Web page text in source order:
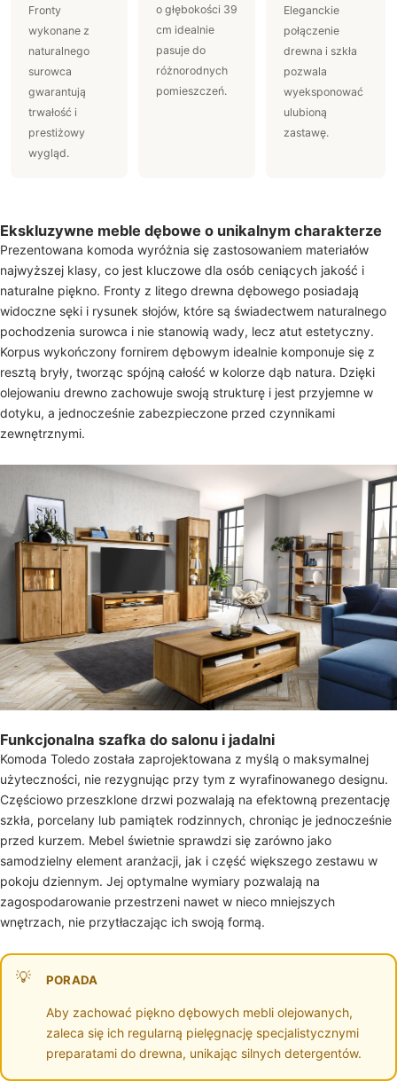
Fronty
wykonane z
naturalnego
surowca
gwarantują
trwałość i
prestiżowy
wygląd.
o głębokości 39
cm idealnie
pasuje do
różnorodnych
pomieszczeń.
Eleganckie
połączenie
drewna i szkła
pozwala
wyeksponować
ulubioną
zastawę.
Ekskluzywne meble dębowe o unikalnym charakterze
Prezentowana komoda wyróżnia się zastosowaniem materiałów
najwyższej klasy, co jest kluczowe dla osób ceniących jakość i
naturalne piękno. Fronty z litego drewna dębowego posiadają
widoczne sęki i rysunek słojów, które są świadectwem naturalnego
pochodzenia surowca i nie stanowią wady, lecz atut estetyczny.
Korpus wykończony fornirem dębowym idealnie komponuje się z
resztą bryły, tworząc spójną całość w kolorze dąb natura. Dzięki
olejowaniu drewno zachowuje swoją strukturę i jest przyjemne w
dotyku, a jednocześnie zabezpieczone przed czynnikami
zewnętrznymi.
Funkcjonalna szafka do salonu i jadalni
Komoda Toledo została zaprojektowana z myślą o maksymalnej
użyteczności, nie rezygnując przy tym z wyrafinowanego designu.
Częściowo przeszklone drzwi pozwalają na efektowną prezentację
szkła, porcelany lub pamiątek rodzinnych, chroniąc je jednocześnie
przed kurzem. Mebel świetnie sprawdzi się zarówno jako
samodzielny element aranżacji, jak i część większego zestawu w
pokoju dziennym. Jej optymalne wymiary pozwalają na
zagospodarowanie przestrzeni nawet w nieco mniejszych
wnętrzach, nie przytłaczając ich swoją formą.
PORADA
Aby zachować piękno dębowych mebli olejowanych,
zaleca się ich regularną pielęgnację specjalistycznymi
preparatami do drewna, unikając silnych detergentów.